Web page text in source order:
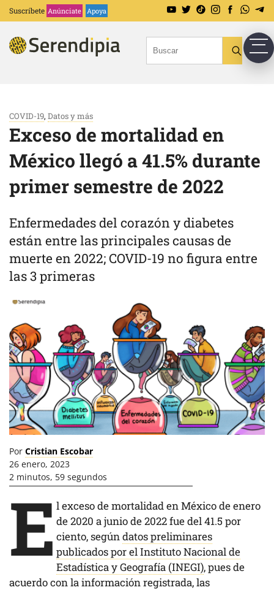
Suscríbete Anúnciate Apoya
COVID-19, Datos y más
Exceso de mortalidad en
México llegó a 41.5% durante
primer semestre de 2022
Enfermedades del corazón y diabetes
están entre las principales causas de
muerte en 2022; COVID-19 no figura entre
las 3 primeras
Por Cristian Escobar
26 enero, 2023
2 minutos, 59 segundos
E l exceso de mortalidad en México de enero
de 2020 a junio de 2022 fue del 41.5 por
ciento, segúndatos preliminares
publicados por el Instituto Nacional de
Estadística y Geografía (INEGI), pues de
acuerdo con la información registrada, las